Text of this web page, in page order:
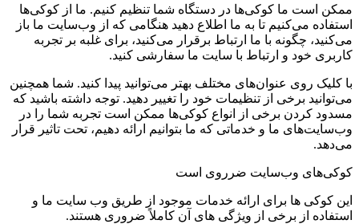
ممکن است ما کوکی‌ها در دستگاه شما تنظیم کنیم. ما از کوکی‌ها
استفاده می‌کنیم تا به ما اطلاع دهید هنگامی که از وب‌سایت ما باز
می‌کنید، چگونه با ما ارتباط برقرار می‌کنید، برای غلبه بر تجربه
کاربری خود و ارتباط با سایت ما سفارشی کنید.
با کلیک روی عنوان‌های مختلف بهتر می‌توانید پیدا کنید. شما همچنین
می‌توانید برخی از تنظیمات خود را تغییر دهید. توجه داشته باشید که
مسدود کردن برخی از انواع کوکی‌ها ممکن است تجربه شما را در
وب‌سایت‌های ما و خدماتی که ما بتوانیم ارائه دهیم، تحت تاثیر قرار
می‌دهد.
کوکی‌های وب‌سایت ضرروی است
این کوکی ها برای ارائه خدمات موجود از طریق وب سایت ما و
استفاده از برخی از ویژگی های آن کاملاً ضروری هستند.